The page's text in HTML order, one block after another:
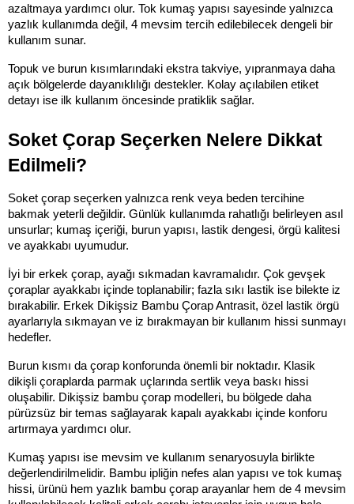
azaltmaya yardımcı olur. Tok kumaş yapısı sayesinde yalnızca
yazlık kullanımda değil, 4 mevsim tercih edilebilecek dengeli bir
kullanım sunar.
Topuk ve burun kısımlarındaki ekstra takviye, yıpranmaya daha
açık bölgelerde dayanıklılığı destekler. Kolay açılabilen etiket
detayı ise ilk kullanım öncesinde pratiklik sağlar.
Soket Çorap Seçerken Nelere Dikkat
Edilmeli?
Soket çorap seçerken yalnızca renk veya beden tercihine
bakmak yeterli değildir. Günlük kullanımda rahatlığı belirleyen asıl
unsurlar; kumaş içeriği, burun yapısı, lastik dengesi, örgü kalitesi
ve ayakkabı uyumudur.
İyi bir erkek çorap, ayağı sıkmadan kavramalıdır. Çok gevşek
çoraplar ayakkabı içinde toplanabilir; fazla sıkı lastik ise bilekte iz
bırakabilir. Erkek Dikişsiz Bambu Çorap Antrasit, özel lastik örgü
ayarlarıyla sıkmayan ve iz bırakmayan bir kullanım hissi sunmayı
hedefler.
Burun kısmı da çorap konforunda önemli bir noktadır. Klasik
dikişli çoraplarda parmak uçlarında sertlik veya baskı hissi
oluşabilir. Dikişsiz bambu çorap modelleri, bu bölgede daha
pürüzsüz bir temas sağlayarak kapalı ayakkabı içinde konforu
artırmaya yardımcı olur.
Kumaş yapısı ise mevsim ve kullanım senaryosuyla birlikte
değerlendirilmelidir. Bambu ipliğin nefes alan yapısı ve tok kumaş
hissi, ürünü hem yazlık bambu çorap arayanlar hem de 4 mevsim